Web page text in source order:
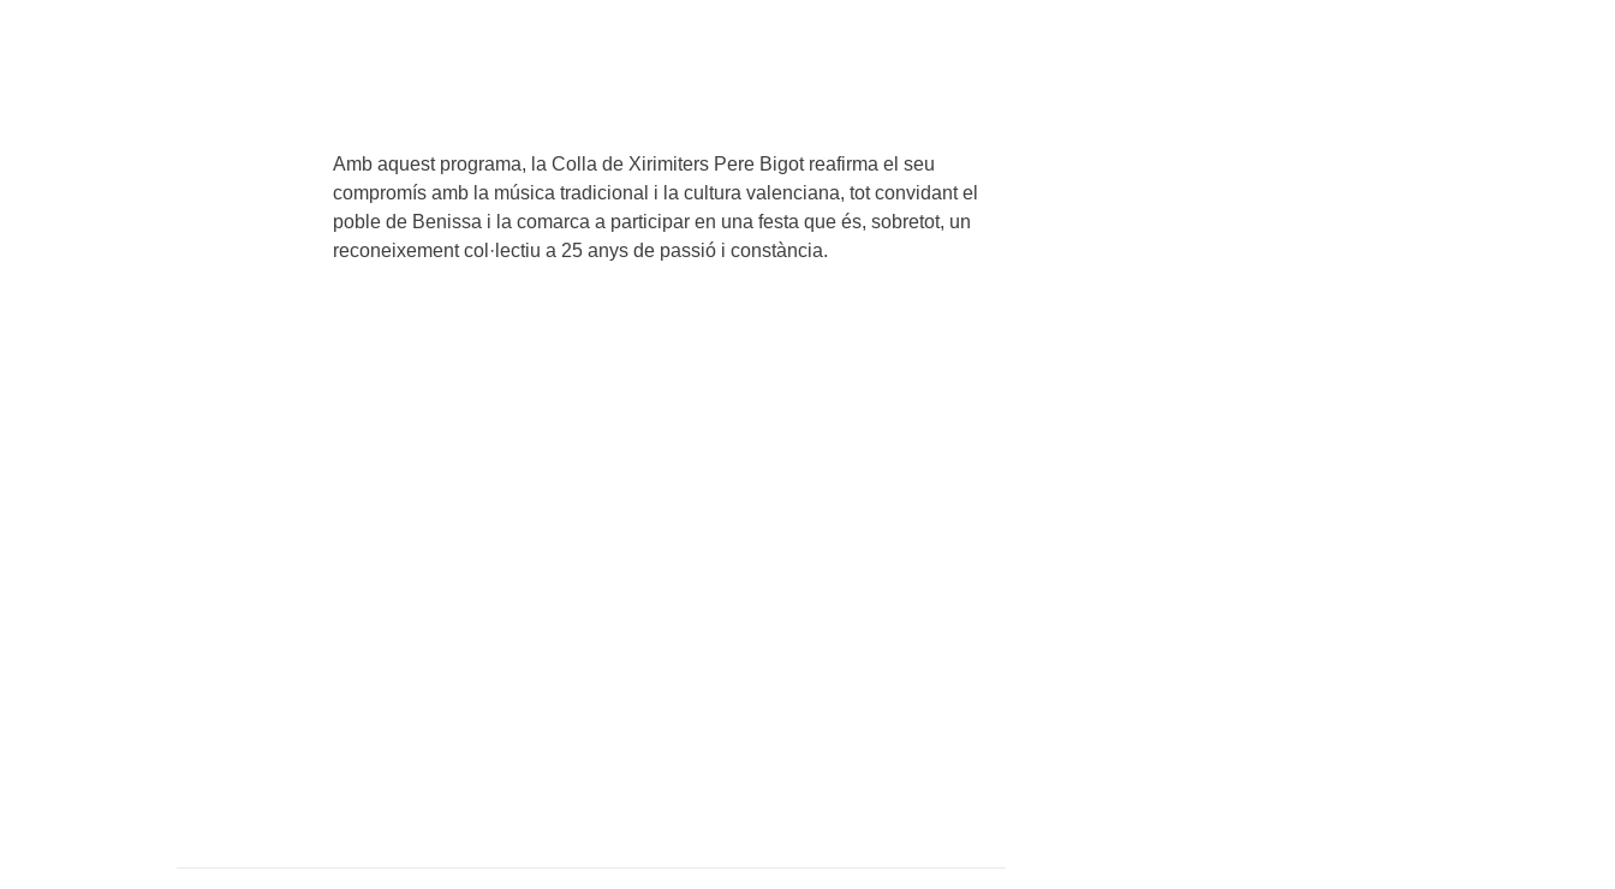
Amb aquest programa, la Colla de Xirimiters Pere Bigot reafirma el seu
compromís amb la música tradicional i la cultura valenciana, tot convidant el
poble de Benissa i la comarca a participar en una festa que és, sobretot, un
reconeixement col·lectiu a 25 anys de passió i constància.